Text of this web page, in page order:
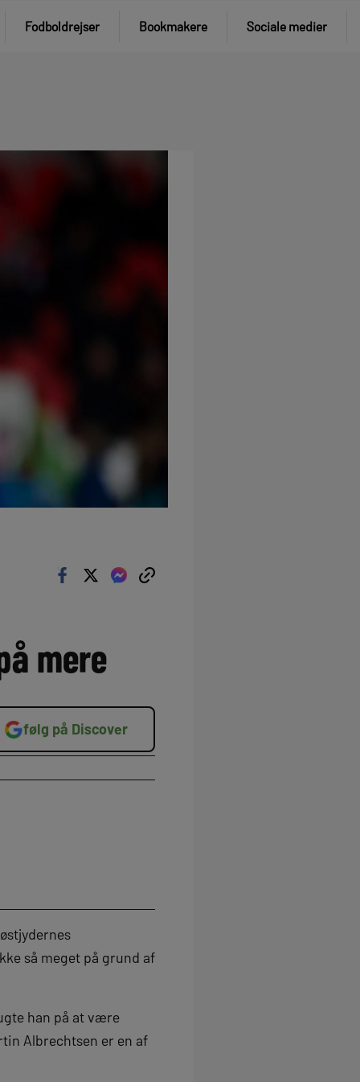
Fodboldrejser Bookmakere Sociale medier
mere
følg på Discover
så meget på grund af
han på at være
Albrechtsen er en af